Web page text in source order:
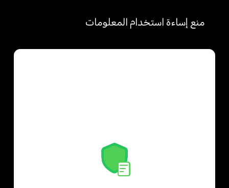
منع إساءة استخدام المعلومات